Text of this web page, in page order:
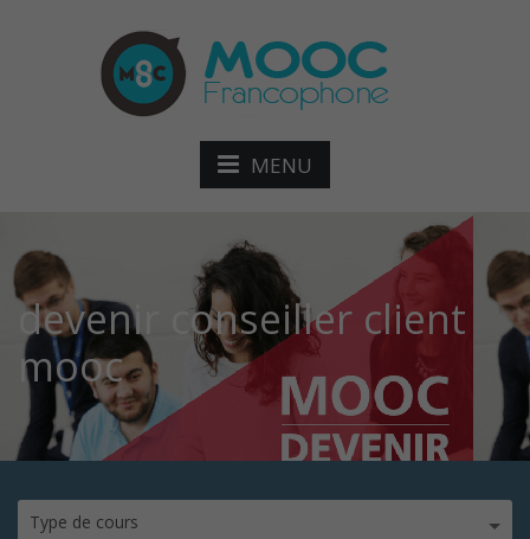
MENU
devenir conseiller client
mooc
Type de cours